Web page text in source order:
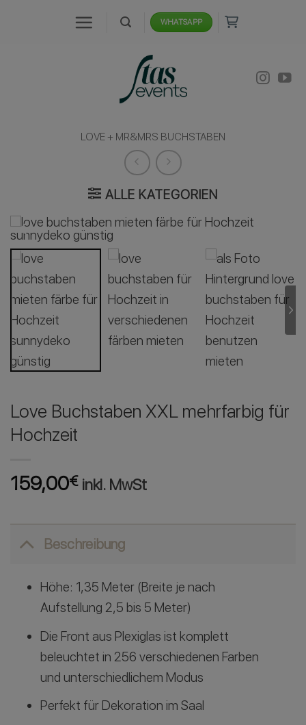
WHATSAPP
LOVE + MR&MRS BUCHSTABEN
ALLE KATEGORIEN
Love Buchstaben XXL mehrfarbig für
Hochzeit
159,00€ inkl. MwSt
Beschreibung
Höhe: 1,35 Meter (Breite je nach
Aufstellung 2,5 bis 5 Meter)
Die Front aus Plexiglas ist komplett
beleuchtet in 256 verschiedenen Farben
und unterschiedlichem Modus
Perfekt für Dekoration im Saal